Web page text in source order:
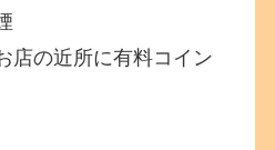
の近所に有料コイン